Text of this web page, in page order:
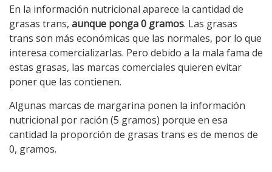
En la información nutricional aparece la cantidad de
grasas trans, aunque ponga 0 gramos. Las grasas
trans son más económicas que las normales, por lo que
interesa comercializarlas. Pero debido a la mala fama de
estas grasas, las marcas comerciales quieren evitar
poner que las contienen.
Algunas marcas de margarina ponen la información
nutricional por ración (5 gramos) porque en esa
cantidad la proporción de grasas trans es de menos de
0, gramos.